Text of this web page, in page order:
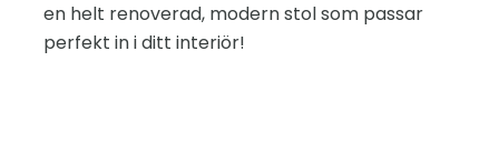
en helt renoverad, modern stol som passar
perfekt in i ditt interiör!